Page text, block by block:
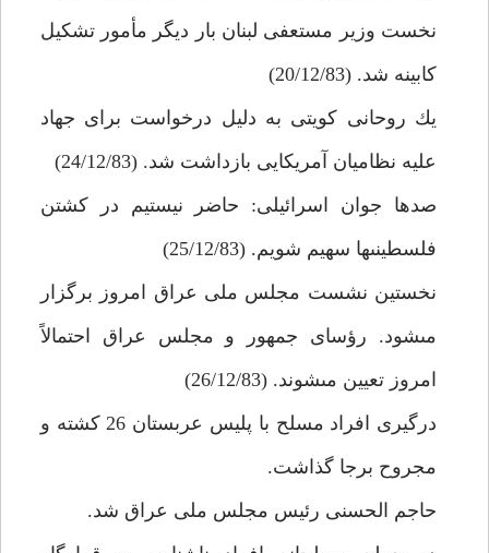
نخست وزير مستعفى لبنان بار ديگر مأمور تشكيل
كابينه شد. (20/12/83)
يك روحانى كويتى به دليل درخواست براى جهاد
عليه نظاميان آمريكايى بازداشت شد. (24/12/83)
صدها جوان اسرائيلى: حاضر نيستيم در كشتن
فلسطينى‏ها سهيم شويم. (25/12/83)
نخستين نشست مجلس ملى عراق امروز برگزار
مى‏شود. رؤساى جمهور و مجلس عراق احتمالاً
امروز تعيين مى‏شوند. (26/12/83)
درگيرى افراد مسلح با پليس عربستان 26 كشته و
مجروح برجا گذاشت.
حاجم الحسنى رئيس مجلس ملى عراق شد.